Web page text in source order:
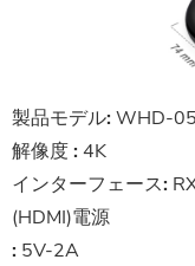
製品モデル: WHD-
解像度: 4K
インターフェース:
(HDMI)電源
: 5V-2A